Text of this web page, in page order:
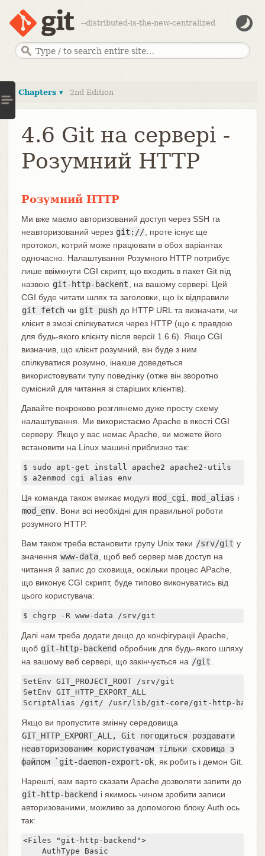
--distributed-is-the-new-centralized
Chapters ▾ 2nd Edition
4.6 Git на сервері -
Розумний HTTP
Розумний HTTP
Ми вже маємо авторизований доступ через SSH та
неавторизований через git:// , проте існує ще
протокол, котрий може працювати в обох варіантах
одночасно. Налаштування Розумного HTTP потрибує
лише ввімкнути CGI скрипт, що входить в пакет Git під
назвою git-http-backent
, на вашому сервері. Цей
CGI буде читати шлях та заголовки, що їх відправили
git fetch чи git push до HTTP URL та визначати, чи
клієнт в змозі спілкуватися через HTTP (що є правдою
для будь-якого клієнту після версії 1.6.6). Якщо CGI
визначив, що клієнт розумний, він буде з ним
спілкуватися розумно, інакше доведеться
використовувати тупу поведінку (отже він зворотно
сумісний для читання зі старіших клієнтів).
Давайте покроково розглянемо дуже просту схему
налаштування. Ми використаємо Apache в якості CGI
серверу. Якщо у вас немає Apache, ви можете його
встановити на Linux машині приблизно так:
$ sudo apt-get install apache2 apache2-utils
$ a2enmod cgi alias env
Ця команда також вмикає модулі mod_cgi mod_alias і
mod_env . Вони всі необхідні для правильної роботи
розумного HTTP.
Вам також треба встановити групу Unix теки /srv/git у
значення www-data , щоб веб сервер мав доступ на
читання й запис до сховища, оскільки процес APache,
що виконує CGI скрипт, буде типово виконуватись від
цього користувача:
$ chgrp -R www-data /srv/git
Далі нам треба додати дещо до конфігурації Apache,
щоб git-http-backend обробник для будь-якого шляху
на вашому веб сервері, що закінчується на /git
SetEnv GIT_PROJECT_ROOT /srv/git
SetEnv GIT_HTTP_EXPORT_ALL
ScriptAlias /git/ /usr/lib/git-core/git-http-
Якщо ви пропустите змінну середовища
GIT_HTTP_EXPORT_ALL, Git погодиться роздавати
неавторизованим користувачам тільки сховища з
файлом `git-daemon-export-ok , як робить і демон Git.
Нарешті, вам варто сказати Apache дозволяти запити до
git-http-backend і якимось чином зробити записи
авторизованими, можливо за допомогою блоку Auth ось
так:
<Files "git-http-backend">
    AuthType Basic